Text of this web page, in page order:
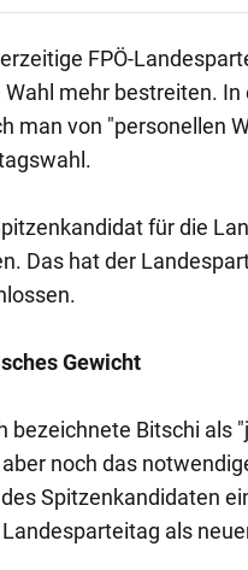
FPÖ-
Wahl mehr bestreiten.
man von "personellen
für die
Das hat der
Gewicht
bezeichnete Bitschi als
noch das
Spitzenkandidaten
als